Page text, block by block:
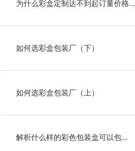
为什么彩盒定制达不到起订量价格...
如何选彩盒包装厂（下）
如何选彩盒包装厂（上）
解析什么样的彩色包装盒可以包...